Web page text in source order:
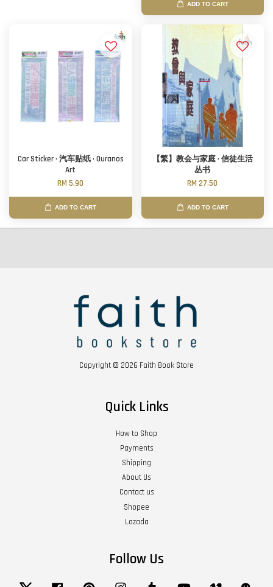
ADD TO CART
Car Sticker · 汽车贴纸 · Ouranos
Art
RM 5.90
ADD TO CART
【繁】教会与家庭 · 信徒生活
丛书
RM 27.50
ADD TO CART
Copyright © 2026 Faith Book Store
Quick Links
How to Shop
Payments
Shipping
About Us
Contact us
Shopee
Lazada
Follow Us